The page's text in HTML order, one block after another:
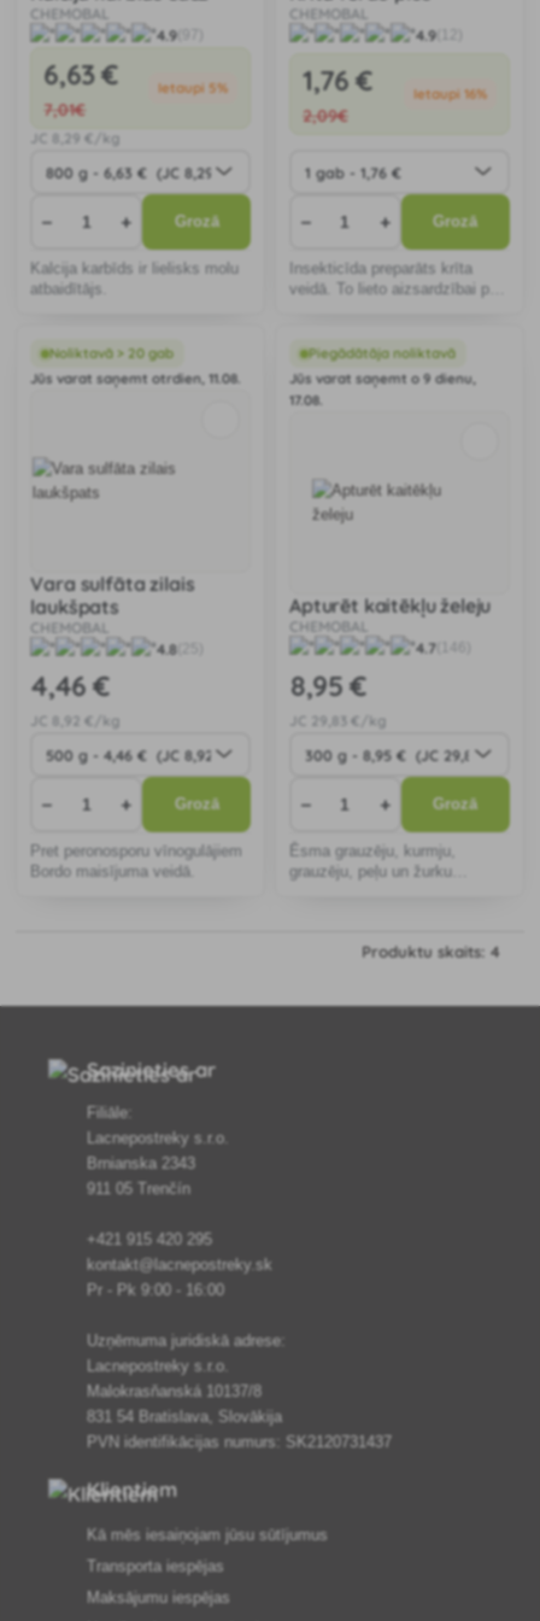
CHEMOBAL
4.9(97)
6,63 €
7,01€
Ietaupi 5%
8 ,29 €/kg
− + Grozā
Kalcija karbīds ir lielisks molu
atbaidītājs.
CHEMOBAL
4.9(12)
1,76 €
2,09€
Ietaupi 16%
− + Grozā
Insekticīda preparāts krīta
veidā. To lieto aizsardzībai pret
Noliktavā > 20 gab
Jūs varat saņemt otrdien, 11.08.
Vara sulfāta zilais
laukšpats
CHEMOBAL
4.8
4,46 €
8 ,92 €/kg
− + Grozā
Pret peronosporu vīnogulājiem
Bordo maisījuma veidā.
Piegādātāja noliktavā
Jūs varat saņemt o 9 dienu,
17.08.
Apturēt kaitēkļu želeju
CHEMOBAL
4.7
8,95 €
29 ,83 €/kg
− + Grozā
Ēsma grauzēju, kurmju,
grauzēju, peļu un žurku
Produktu skaits: 4
Sazinieties ar
Filiāle:
Lacnepostreky s.r.o.
Brnianska 2343
911 05 Trenčín
+421 915 420 295
kontakt@lacnepostreky.sk
Pr - Pk 9:00 - 16:00
Uzņēmuma juridiskā adrese:
Lacnepostreky s.r.o.
Malokrasňanská 10137/8
831 54 Bratislava, Slovākija
PVN identifikācijas numurs: SK2120731437
Klientiem
Kā mēs iesaiņojam jūsu sūtījumus
Transporta iespējas
Maksājumu iespējas